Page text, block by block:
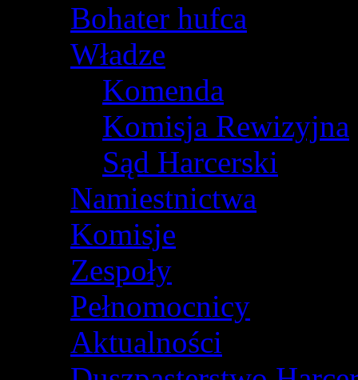
Bohater hufca
Władze
Komenda
Komisja Rewizyjna
Sąd Harcerski
Namiestnictwa
Komisje
Zespoły
Pełnomocnicy
Aktualności